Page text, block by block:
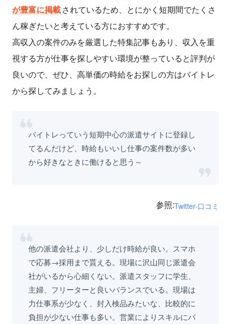
が豊富に掲載されているため、とにかく短期間でたくさ
ん稼ぎたいと考えている方におすすめです。
高収入の案件のみを厳選した特集記事もあり、収入を重
視する方が仕事を探しやすい環境が整っていると評判が
良いので、ぜひ、高単価の時給をお探しの方はバイトレ
から探してみましょう。
バイトレっていう短期中心の派遣サイトに登録し
てるんだけど、時給もいいし仕事の案件数が多い
から好きなときに働けると思う～
参照:Twitter-口コミ
他の派遣会社より、少しだけ時給が良い。スマホ
で応募→採用まで貰える。現場に沢山同じ派遣会
社がいるから心細くない。派遣スタッフに学生、
主婦、フリーターと良いバランスでいる。現場は
力仕事系が少なく、封入検品みたいな、比較的に
負担が少ない仕事も多い。営業によりスキルにバ